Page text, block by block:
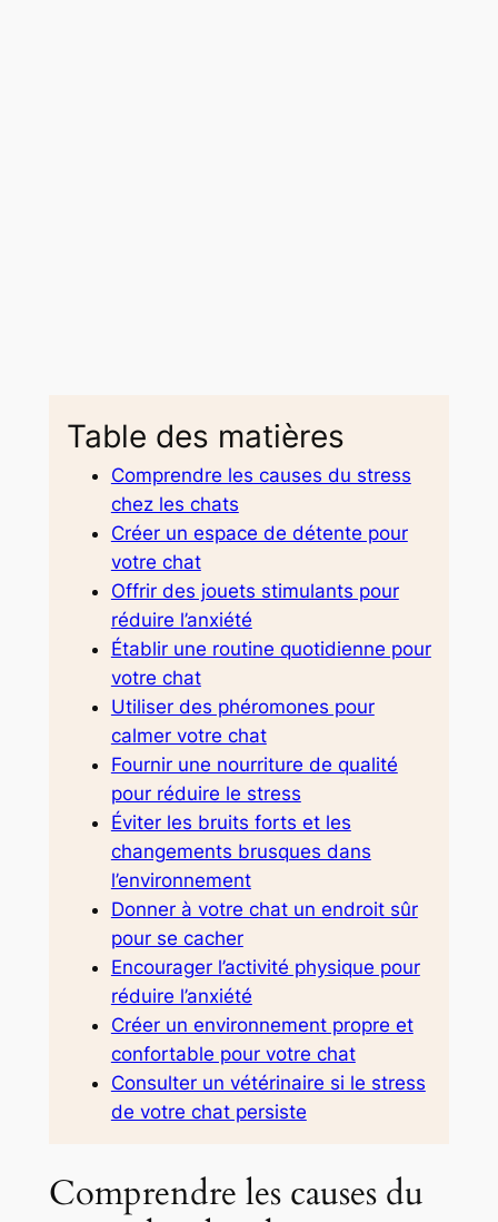
Table des matières
Comprendre les causes du stress
chez les chats
Créer un espace de détente pour
votre chat
Offrir des jouets stimulants pour
réduire l’anxiété
Établir une routine quotidienne pour
votre chat
Utiliser des phéromones pour
calmer votre chat
Fournir une nourriture de qualité
pour réduire le stress
Éviter les bruits forts et les
changements brusques dans
l’environnement
Donner à votre chat un endroit sûr
pour se cacher
Encourager l’activité physique pour
réduire l’anxiété
Créer un environnement propre et
confortable pour votre chat
Consulter un vétérinaire si le stress
de votre chat persiste
Comprendre les causes du